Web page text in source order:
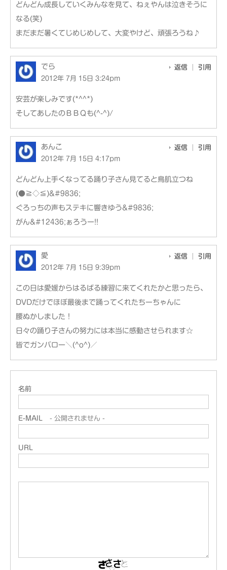
どんどん成長していくみんなを見て、ねぇやんは泣きそうに
なる(笑)
まだまだ暑くてじめじめして、大変やけど、頑張ろうね♪
でら
2012年 7月 15日 3:24pm
返信 引用
安芸が楽しみです(*^^*)
そしてあしたのＢＢＱも(^-^)/
あんこ
2012年 7月 15日 4:17pm
返信 引用
どんどん上手くなってる踊り子さん見てると鳥肌立つね
(●≧◇≦)&#9836;
ぐろっちの声もステキに響きゆう&#9836;
がん&#12436;ぁろうー!!
愛
2012年 7月 15日 9:39pm
返信 引用
この日は愛媛からはるばる練習に来てくれたかと思ったら、
DVDだけでほぼ最後まで踊ってくれたちーちゃんに
腰ぬかしました！
日々の踊り子さんの努力には本当に感動させられます☆
皆でガンバロー＼(^o^)／
名前
E-MAIL - 公開されません -
URL